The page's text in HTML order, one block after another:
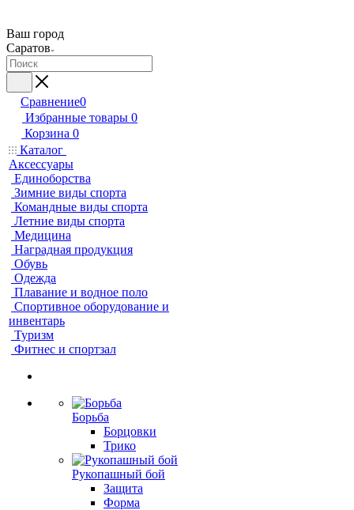
Ваш город
Саратов
Сравнение0
Избранные товары 0
Корзина 0
Каталог
Аксессуары
Единоборства
Зимние виды спорта
Командные виды спорта
Летние виды спорта
Медицина
Наградная продукция
Обувь
Одежда
Плавание и водное поло
Спортивное оборудование и
инвентарь
Туризм
Фитнес и спортзал
Борьба
Борцовки
Трико
Рукопашный бой
Защита
Форма